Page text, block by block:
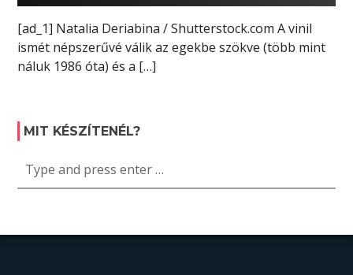
[ad_1] Natalia Deriabina / Shutterstock.com A vinil
ismét népszerűvé válik az egekbe szökve (több mint
náluk 1986 óta) és a […]
MIT KÉSZÍTENÉL?